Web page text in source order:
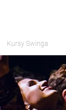
Kursy Swinga